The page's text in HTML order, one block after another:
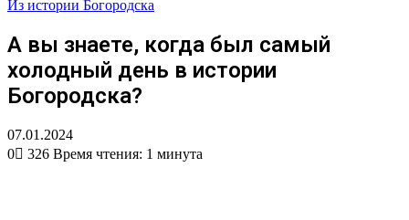
Из истории Богородска
А вы знаете, когда был самый
холодный день в истории
Богородска?
07.01.2024
0
326 Время чтения: 1 минута